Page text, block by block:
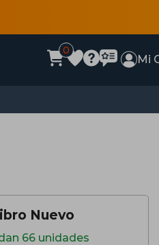
0
Mi
Nuevo
66 unidades